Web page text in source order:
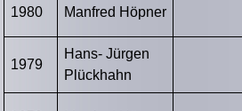
1980 Manfred Höpner
1979
Hans- Jürgen
Plückhahn